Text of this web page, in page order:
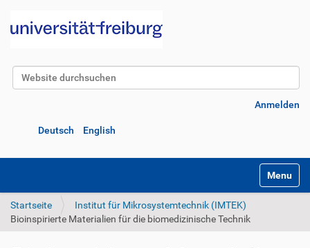
Website durchsuchen
Anmelden
Deutsch English
Startseite
Institut für Mikrosystemtechnik (IMTEK)
Bioinspirierte Materialien für die biomedizinische Technik